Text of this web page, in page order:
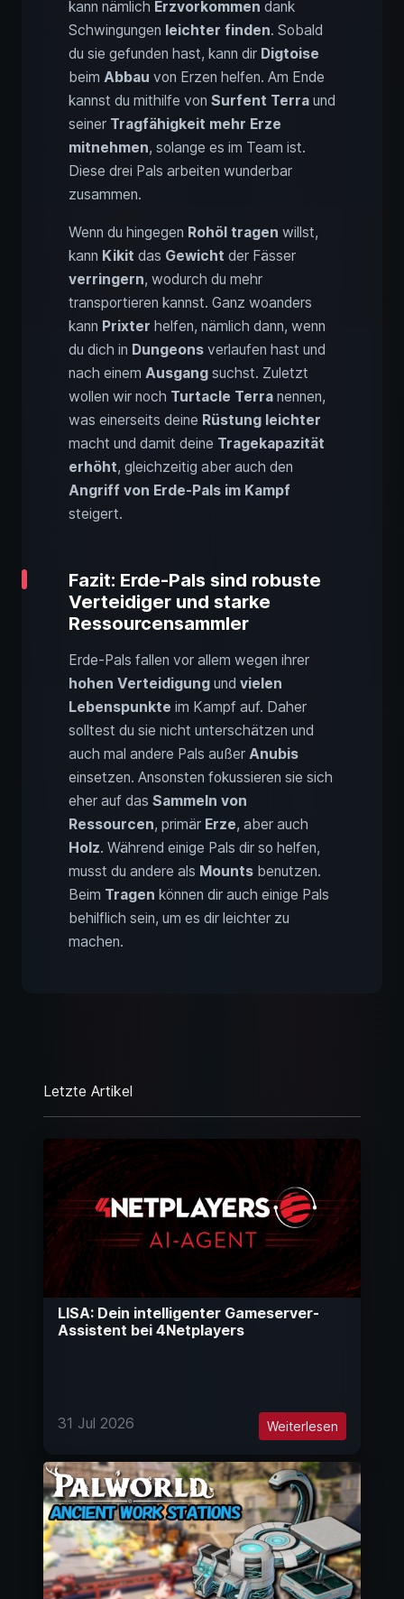
kann nämlich Erzvorkommen dank
Schwingungen leichter finden. Sobald
du sie gefunden hast, kann dir Digtoise
beim Abbau von Erzen helfen. Am Ende
kannst du mithilfe von Surfent Terra und
seiner Tragfähigkeit mehr Erze
mitnehmen, solange es im Team ist.
Diese drei Pals arbeiten wunderbar
zusammen.
Wenn du hingegen Rohöl tragen willst,
kann Kikit das Gewicht der Fässer
verringern, wodurch du mehr
transportieren kannst. Ganz woanders
kann Prixter helfen, nämlich dann, wenn
du dich in Dungeons verlaufen hast und
nach einem Ausgang suchst. Zuletzt
wollen wir noch Turtacle Terra nennen,
was einerseits deine Rüstung leichter
macht und damit deine Tragekapazität
erhöht, gleichzeitig aber auch den
Angriff von Erde-Pals im Kampf
steigert.
Fazit: Erde-Pals sind robuste
Verteidiger und starke
Ressourcensammler
Erde-Pals fallen vor allem wegen ihrer
hohen Verteidigung und vielen
Lebenspunkte im Kampf auf. Daher
solltest du sie nicht unterschätzen und
auch mal andere Pals außer Anubis
einsetzen. Ansonsten fokussieren sie sich
eher auf das Sammeln von
Ressourcen, primär Erze, aber auch
Holz. Während einige Pals dir so helfen,
musst du andere als Mounts benutzen.
Beim Tragen können dir auch einige Pals
behilflich sein, um es dir leichter zu
machen.
Letzte Artikel
LISA: Dein intelligenter Gameserver-
Assistent bei 4Netplayers
31 Jul 2026 Weiterlesen